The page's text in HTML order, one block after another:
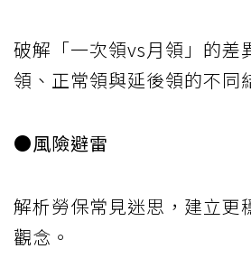
破解「一次領vs月領」的差
領、正常領與延後領的不同
●風險避雷
解析勞保常見迷思，建立更
觀念。